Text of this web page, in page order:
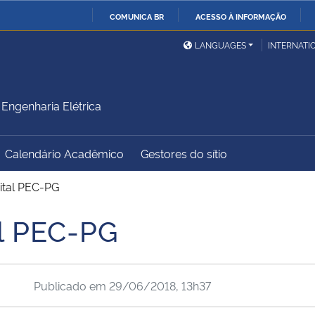
COMUNICA BR ACESSO À INFORMAÇÃO
Ministério da Defesa
Ministério das Relações
Exteriores
Ministério do
Desenvolvimento Regional
Controladoria-Geral da
Advocacia-Geral da União
LANGUAGES
Elétrica
Calendário Acadêmico Gestores do sítio
PEC-PG
PG
Publicado em 29/06/2018, 13h37